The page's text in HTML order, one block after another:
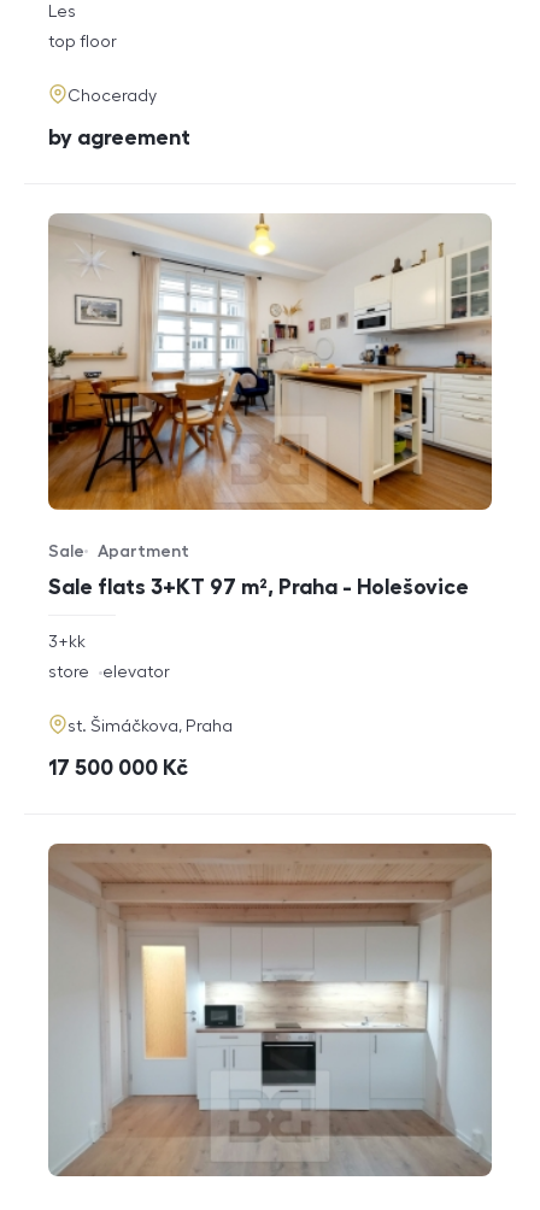
rozměry
Les
funkce
top floor
adresa
Chocerady
cena
by agreement
Sale flats 3+KT 97 m², Praha - Holešovice
Offer type
Sale
Property type
Apartment
rozměry
disposition
3+kk
funkce
store elevator
adresa
st. Šimáčkova, Praha
cena
17 500 000 Kč